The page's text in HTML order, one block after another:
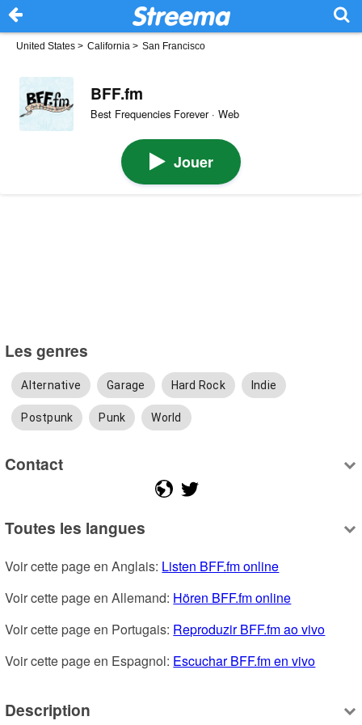
United States > California > San Francisco
BFF.fm
Best Frequencies Forever · Web
Jouer
Les genres
Alternative Garage Hard Rock Indie
Postpunk Punk World
Contact
Toutes les langues
Voir cette page en Anglais: Listen BFF.fm online
Voir cette page en Allemand: Hören BFF.fm online
Voir cette page en Portugais: Reproduzir BFF.fm ao vivo
Voir cette page en Espagnol: Escuchar BFF.fm en vivo
Description